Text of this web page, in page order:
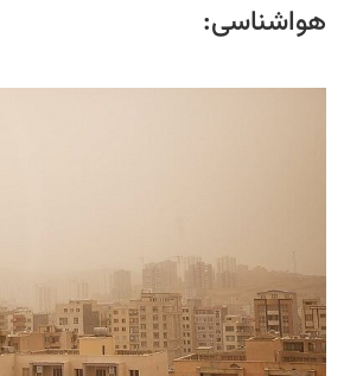
هواشناسی: